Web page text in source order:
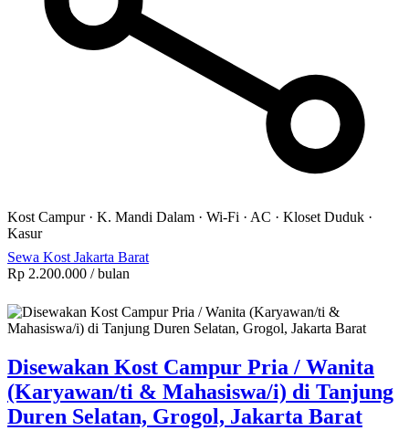
Kost Campur· K. Mandi Dalam · Wi-Fi · AC · Kloset Duduk ·
Kasur
Sewa Kost Jakarta Barat
Rp 2.200.000 / bulan
Disewakan Kost Campur Pria / Wanita
(Karyawan/ti & Mahasiswa/i) di Tanjung
Duren Selatan, Grogol, Jakarta Barat